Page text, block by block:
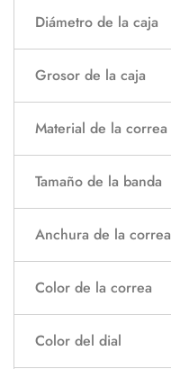
Diámetro de la caja
Grosor de la caja
Material de la correa
Tamaño de la banda
Anchura de la correa
Color de la correa
Color del dial